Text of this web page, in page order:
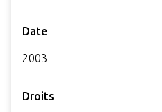
Date
2003
Droits